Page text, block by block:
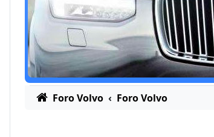
Foro Volvo Foro Volvo